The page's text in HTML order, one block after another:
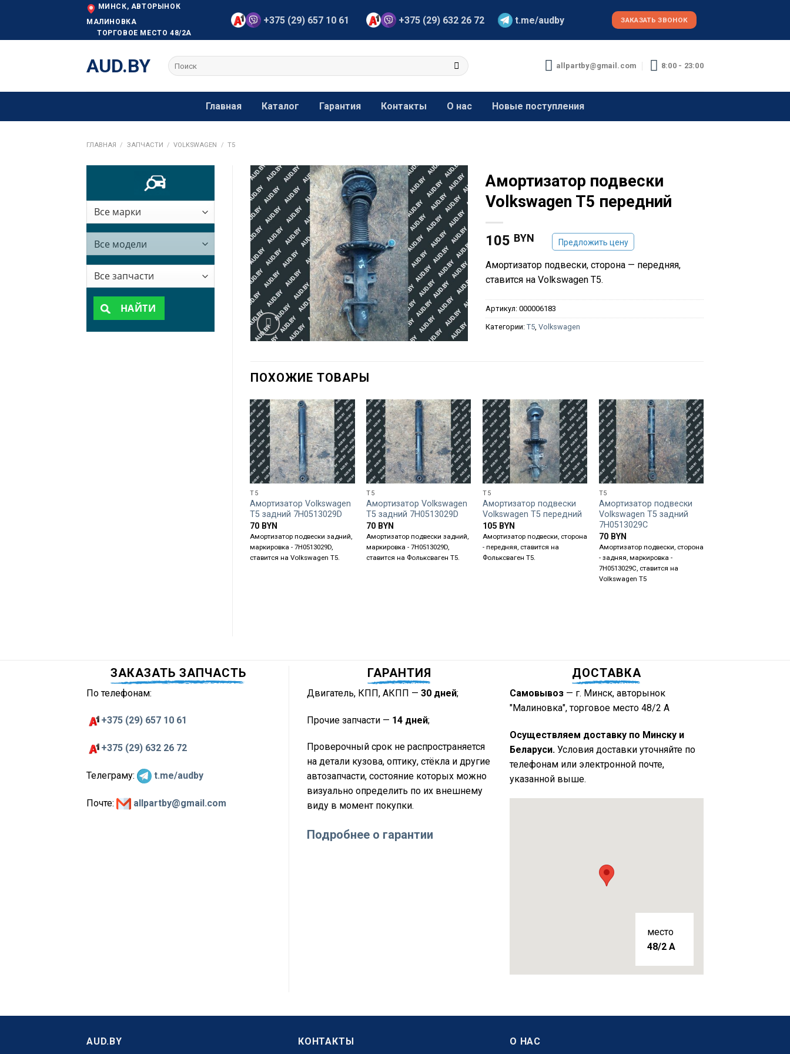
МИНСК, АВТОРЫНОК
МАЛИНОВКА
ТОРГОВОЕ МЕСТО 48/2А
+375 (29) 657 10 61 +375 (29) 632 26 72 t.me/audby ЗАКАЗАТЬ ЗВОНОК
AUD.BY Искать: allpartby@gmail.com 8:00 - 23:00
Главная Каталог Гарантия Контакты О нас Новые поступления
ГЛАВНАЯ / ЗАПЧАСТИ / VOLKSWAGEN / T5
НАЙТИ
Амортизатор подвески
Volkswagen T5 передний
105 BYN Предложить цену
Амортизатор подвески, сторона — передняя,
ставится на Volkswagen T5.
Артикул:000006183
Категории:T5 ,Volkswagen
ПОХОЖИЕ ТОВАРЫ
T5
Амортизатор Volkswagen
T5 задний 7H0513029D
70 BYN
Амортизатор подвески задний,
маркировка - 7H0513029D,
ставится на Volkswagen T5.
T5
Амортизатор Volkswagen
T5 задний 7H0513029D
70 BYN
Амортизатор подвески задний,
маркировка - 7H0513029D,
ставится на Фольксваген Т5.
T5
Амортизатор подвески
Volkswagen T5 передний
105 BYN
Амортизатор подвески, сторона
- передняя, ставится на
Фольксваген Т5.
T5
Амортизатор подвески
Volkswagen T5 задний
7H0513029C
70 BYN
Амортизатор подвески, сторона
- задняя, маркировка -
7H0513029C, ставится на
Volkswagen T5
ЗАКАЗАТЬ ЗАПЧАСТЬ
По телефонам:
+375 (29) 657 10 61
+375 (29) 632 26 72
Телеграму: t.me/audby
Почте: allpartby@gmail.com
ГАРАНТИЯ
Двигатель, КПП, АКПП — 30 дней;
Прочие запчасти — 14 дней;
Проверочный срок не распространяется
на детали кузова, оптику, стёкла и другие
автозапчасти, состояние которых можно
визуально определить по их внешнему
виду в момент покупки.
Подробнее о гарантии
ДОСТАВКА
Самовывоз— г. Минск, авторынок
"Малиновка", торговое место 48/2 А
Осуществляем доставку по Минску и
Беларуси. Условия доставки уточняйте по
телефонам или электронной почте,
указанной выше.
место
48/2 A
AUD.BY КОНТАКТЫ О НАС